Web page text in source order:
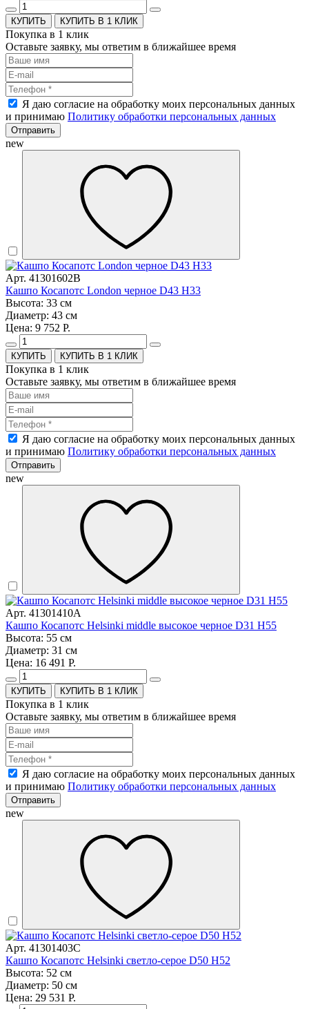
КУПИТЬ В 1 КЛИК
Покупка в 1 клик
Оставьте заявку, мы ответим в ближайшее время
Я даю согласие на обработку моих персональных данных
и принимаю Политику обработки персональных данных
Отправить
new
Арт. 41301602B
Кашпо Косапотс London черное D43 H33
Высота: 33 см
Диаметр: 43 см
Цена: 9 752 Р.
КУПИТЬ В 1 КЛИК
Покупка в 1 клик
Оставьте заявку, мы ответим в ближайшее время
Я даю согласие на обработку моих персональных данных
и принимаю Политику обработки персональных данных
Отправить
new
Арт. 41301410A
Кашпо Косапотс Helsinki middle высокое черное D31 H55
Высота: 55 см
Диаметр: 31 см
Цена: 16 491 Р.
КУПИТЬ В 1 КЛИК
Покупка в 1 клик
Оставьте заявку, мы ответим в ближайшее время
Я даю согласие на обработку моих персональных данных
и принимаю Политику обработки персональных данных
Отправить
new
Арт. 41301403C
Кашпо Косапотс Helsinki светло-серое D50 H52
Высота: 52 см
Диаметр: 50 см
Цена: 29 531 Р.